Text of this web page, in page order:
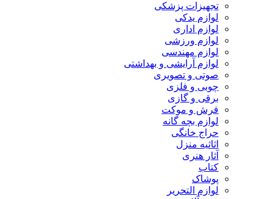
تجهیزات پزشکی
لوازم یدکی
لوازم اداری
لوازم ورزشی
لوازم مهندسی
لوازم آرایشی و بهداشتی
صوتی و تصویری
چوبی و فلزی
برقی و گازی
فرش و موکت
لوازم بچه گانه
حراج خانگی
اثاثیه منزل
آثار هنری
کتاب
پوشاک
لوازم التحریر